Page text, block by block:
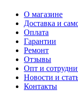
О магазине
Доставка и
Оплата
Гарантии
Ремонт
Отзывы
Опт и
Новости и
Контакты